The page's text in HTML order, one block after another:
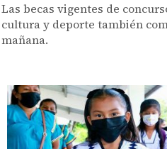
Las becas vigentes de
cultura y deporte también
mañana.